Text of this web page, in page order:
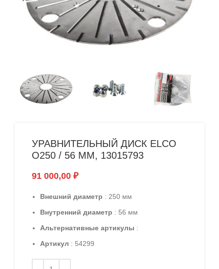
УРАВНИТЕЛЬНЫЙ ДИСК ELCO
O250 / 56 ММ, 13015793
91 000,00 ₽
Внешний диаметр : 250 мм
Внутренний диаметр : 56 мм
Альтернативные артикулы :
Артикул : 54299